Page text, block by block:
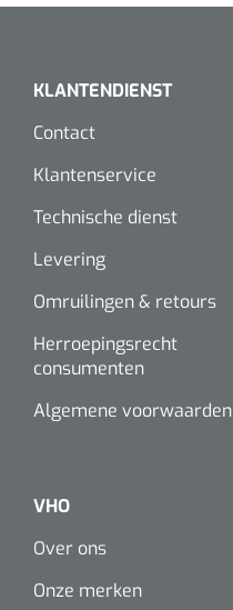
KLANTENDIENST
Contact
Klantenservice
Technische dienst
Levering
Omruilingen & retours
Herroepingsrecht
consumenten
Algemene voorwaarden
VHO
Over ons
Onze merken